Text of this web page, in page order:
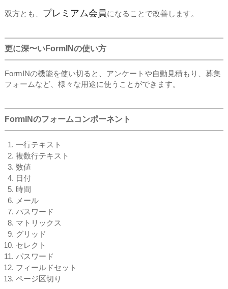
双方とも、 プレミアム会員になることで改善します。
更に深〜いFormINの使い方
FormINの機能を使い切ると、アンケートや自動見積もり、募集
フォームなど、様々な用途に使うことができます。
FormINのフォームコンポーネント
一行テキスト
複数行テキスト
数値
日付
時間
メール
パスワード
マトリックス
グリッド
セレクト
パスワード
フィールドセット
ページ区切り